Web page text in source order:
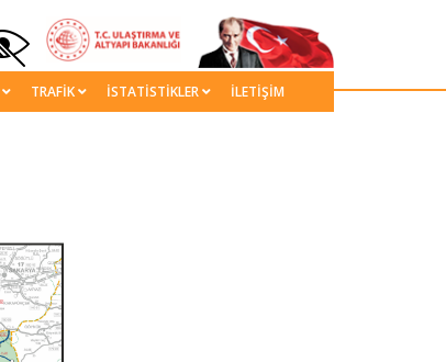
TRAFİK İSTATİSTİKLER İLETİŞİM